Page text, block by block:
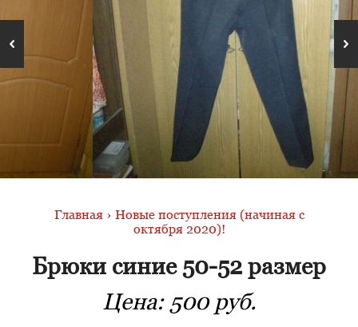
Главная › Новые поступления (начиная с
октября 2020)!
Брюки синие 50-52 размер
Цена: 500 руб.